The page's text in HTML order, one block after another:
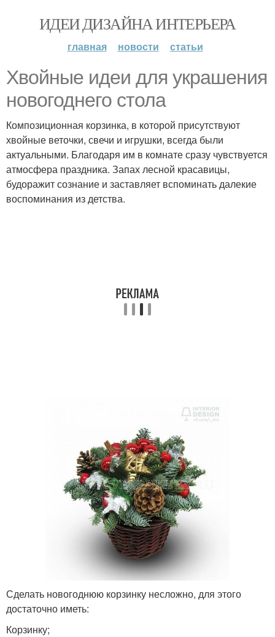
ИДЕИ ДИЗАЙНА ИНТЕРЬЕРА
главная новости статьи
Хвойные идеи для украшения
новогоднего стола
Композиционная корзинка, в которой присутствуют
хвойные веточки, свечи и игрушки, всегда были
актуальными. Благодаря им в комнате сразу чувствуется
атмосфера праздника. Запах лесной красавицы,
будоражит сознание и заставляет вспоминать далекие
воспоминания из детства.
Сделать новогоднюю корзинку несложно, для этого
достаточно иметь:
Корзинку;